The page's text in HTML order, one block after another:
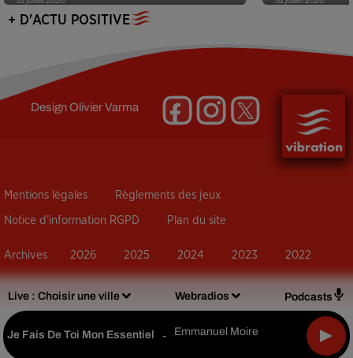
Live : Choisir une ville Webradios Podcasts
Je Fais De Toi Mon Essentiel - Emmanuel Moire
+ D'ACTU POSITIVE
DesignOlivier Varma
Mentions légales Règlements des jeux
Notice d’information RGPD Plan du site
Archives 2026 2025 2024 2023 2022